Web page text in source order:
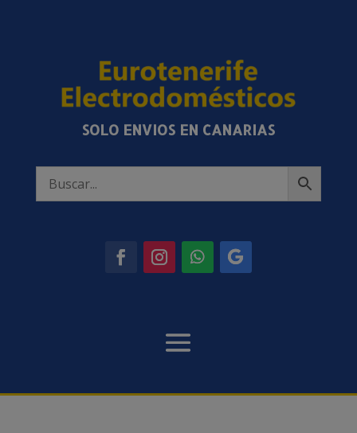
SOLO ENVIOS EN CANARIAS